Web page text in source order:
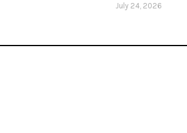
July 24, 2026